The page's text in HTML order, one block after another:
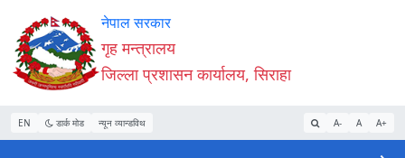
Accessibility
Mode
सुरु
गर्नुहोस्
सामाग्री
पढ्नुहाेस्
नेभिगेसन
पढ्नुहाेस्
वेबसाइट
खोजमा
जानुहोस्
नेपाल सरकार
गृह मन्त्रालय
जिल्ला प्रशासन कार्यालय, सिराहा
EN डार्क मोड न्यून व्यान्डविथ A- A A+